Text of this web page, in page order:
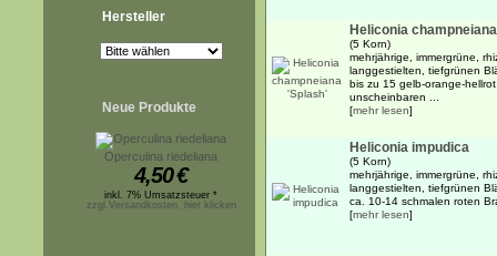
Hersteller
Neue Produkte
Operculina riedeliana
4,50€
inkl. 7% Umsatzsteuer *
zzgl.Versandkosten, hier klicken
Heliconia
(5 Korn)
mehrjährige, immergrüne,
langgestielten, tiefgrünen
bis zu 15 gelb-orange-
unscheinbaren ...
[mehr lesen]
Heliconia impudica
(5 Korn)
mehrjährige, immergrüne,
langgestielten, tiefgrünen
ca. 10-14 schmalen roten
[mehr lesen]